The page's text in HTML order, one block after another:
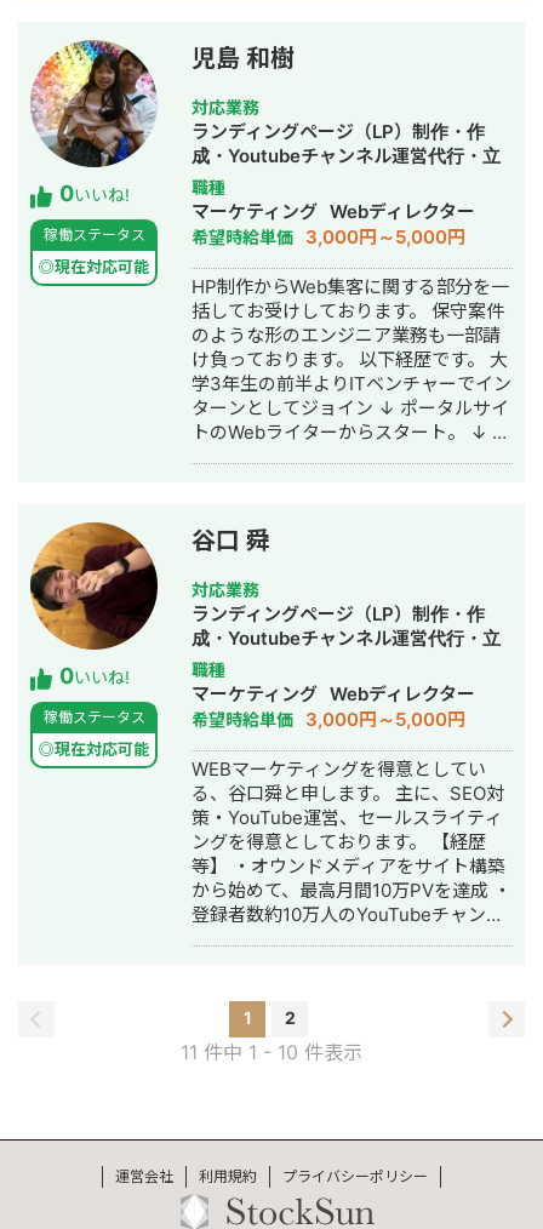
O2S系の事業の立ち上げから数億円規
模になるまで責任者として勤めていま
した。 現在は、複数社に対してデジタ
ルマーケティング全体のコンサルか
ら、広告運用、LPO、オウンドメディ
ア運営等、顧客に合わして川下の業務
も行っています。
0いいね!
稼働ステータス
◎現在対応可能
児島 和樹
対応業務
ランディングページ（LP）制作・作
成・Youtubeチャンネル運営代行・立
ち上げ・ECサイト構築・ネットショッ
プ作成代行・SEO対策・新規事業立
上・SNS運用代行・記事作成代行・ラ
イティング・事務代行・ホームページ
制作・作成・リスティング広告運用代
行・動画制作・動画編集
職種
マーケティング Webディレクター
希望時給単価 3,000円～5,000円
HP制作からWeb集客に関する部分を一
括してお受けしております。 保守案件
のような形のエンジニア業務も一部請
け負っております。 以下経歴です。 大
学3年生の前半よりITベンチャーでイン
ターンとしてジョイン ↓ ポータルサイ
トのWebライターからスタート。 ↓ ポ
れる） 2か月で黒字化。 ↓ 幹部陣に参
画（経営面を学ぶ） 1年で売り上げと
利益を2倍に拡大。 ↓ Webディレクタ
ーとして独立。 最近開設したHP
→https://フリーランスのリスティング
広告.jp/ 最近開設したYouTube
→https://www.youtube.com/channel/
view_as=subscriber
0いいね!
稼働ステータス
◎現在対応可能
谷口 舜
対応業務
ランディングページ（LP）制作・作
成・Youtubeチャンネル運営代行・立
ち上げ・SEO対策・ホームページ制
作・作成・オウンドメディア制作・構
築・運用代行・動画制作・動画編集
職種
マーケティング Webディレクター
希望時給単価 3,000円～5,000円
WEBマーケティングを得意としてい
る、谷口舜と申します。 主に、SEO対
策・YouTube運営、セールスライティ
ングを得意としております。 【経歴
等】 ・オウンドメディアをサイト構築
から始めて、最高月間10万PVを達成 ・
登録者数約10万人のYouTubeチャンネ
ーゲット層のニーズを捉えて、適切な
アプローチをとるのが得意です。
1 2
11 件中 1 - 10 件表示
運営会社 利用規約 プライバシーポリシー